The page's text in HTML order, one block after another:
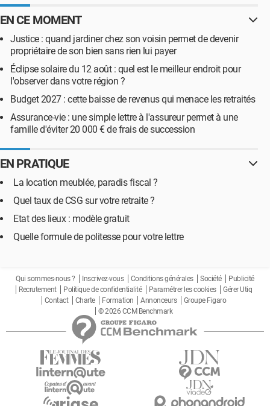
EN CE MOMENT
Justice : quand jardiner chez son voisin permet de devenir
propriétaire de son bien sans rien lui payer
Éclipse solaire du 12 août : quel est le meilleur endroit pour
l'observer dans votre région ?
Budget 2027 : cette baisse de revenus qui menace les retraités
Assurance-vie : une simple lettre à l'assureur permet à une
famille d'éviter 20 000 € de frais de succession
EN PRATIQUE
La location meublée, paradis fiscal ?
Quel taux de CSG sur votre retraite ?
Etat des lieux : modèle gratuit
Quelle formule de politesse pour votre lettre
Qui sommes-nous ? Inscrivez-vous Conditions générales Société
Publicité
Recrutement
Politique de confidentialité Paramétrer les cookies
Gérer Utiq
Contact
Charte Formation Annonceurs
Groupe Figaro
© 2026 CCM Benchmark